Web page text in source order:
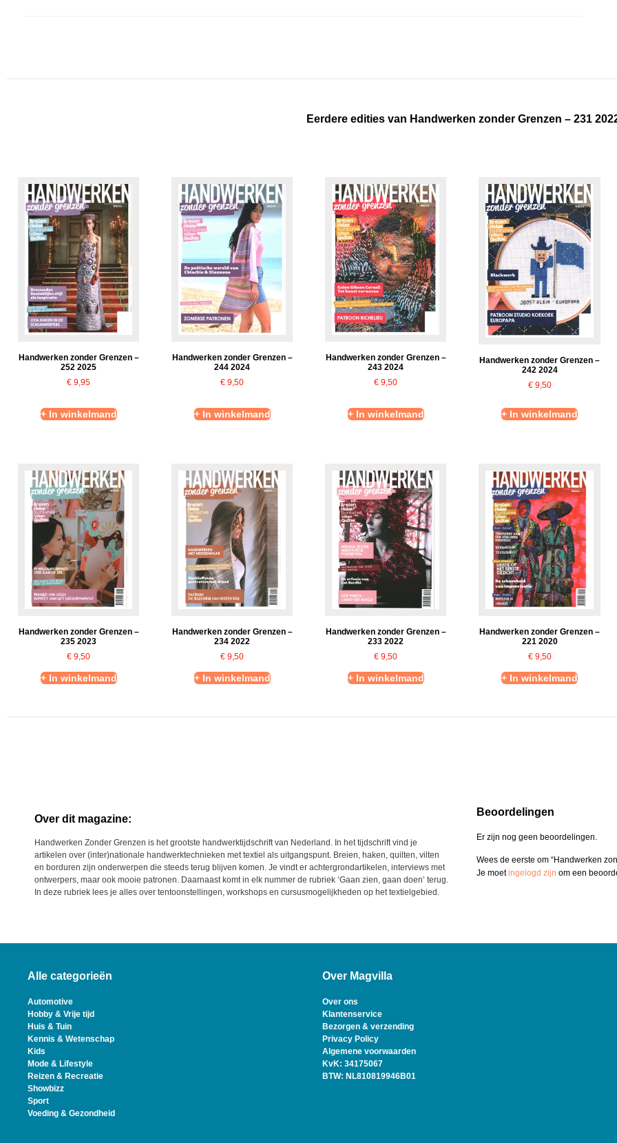
Eerdere edities van Handwerken zonder Grenzen – 231
Handwerken zonder Grenzen –
252 2025
€ 9,95
+ In winkelmand
Handwerken zonder Grenzen –
244 2024
€ 9,50
+ In winkelmand
Handwerken zonder Grenzen –
243 2024
€ 9,50
+ In winkelmand
Handwerken zonder Grenzen –
242 2024
€9,50
+ In winkelmand
Handwerken zonder Grenzen –
235 2023
€ 9,50
+ In winkelmand
Handwerken zonder Grenzen –
234 2022
€ 9,50
+ In winkelmand
Handwerken zonder Grenzen –
233 2022
€ 9,50
+ In winkelmand
Handwerken zonder Grenzen –
221 2020
€9,50
+ In winkelmand
Over dit magazine:
Handwerken Zonder Grenzen is het grootste handwerktijdschrift van Nederland. In het tijdschrift vind je
artikelen over (inter)nationale handwerktechnieken met textiel als uitgangspunt. Breien, haken, quilten, vilten
en borduren zijn onderwerpen die steeds terug blijven komen. Je vindt er achtergrondartikelen, interviews met
ontwerpers, maar ook mooie patronen. Daarnaast komt in elk nummer de rubriek ‘Gaan zien, gaan doen’ terug.
In deze rubriek lees je alles over tentoonstellingen, workshops en cursusmogelijkheden op het textielgebied.
Beoordelingen
Er zijn nog geen beoordelingen.
Wees de eerste om “Handwerken
Je moetingelogd zijn om een
Alle categorieën
Automotive
Hobby & Vrije tijd
Huis & Tuin
Kennis & Wetenschap
Kids
Mode & Lifestyle
Reizen & Recreatie
Showbizz
Sport
Voeding & Gezondheid
Over Magvilla
Over ons
Klantenservice
Bezorgen & verzending
Privacy Policy
Algemene voorwaarden
KvK: 34175067
BTW: NL810819946B01